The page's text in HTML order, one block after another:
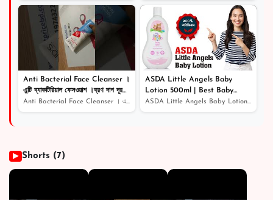
Anti Bacterial Face Cleanser ।
এন্টি ব্যাকটিরিয়াল ফেসওয়াশ ।ব্রণ দাগ দূর
করার উপায়
Anti Bacterial Face Cleanser । এন্টি ব্যাকটিরিয়াল ফেসওয়...
ASDA Little Angels Baby
Lotion 500ml | Best Baby
Lotion | Baby Lotion Price In
Bangladesh
ASDA Little Angels Baby Lotion 500ml | Best Baby Lotion...
▶ Shorts (7)